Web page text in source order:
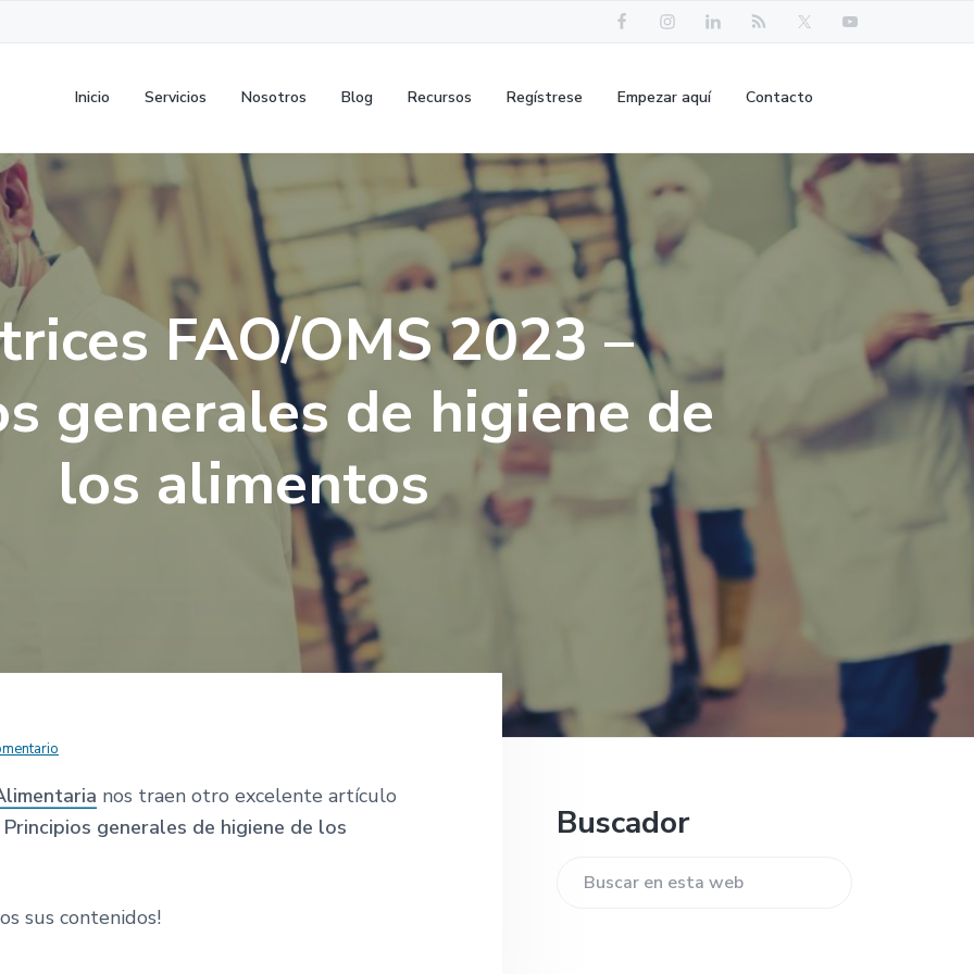
Inicio Servicios Nosotros Blog Recursos Regístrese Empezar aquí Contacto
FAO/OMS 2023 –
generales de higiene de
los alimentos
nos traen otro excelente artículo
generales de higiene de los
sus contenidos!
lateral
principal
Buscador
Buscar